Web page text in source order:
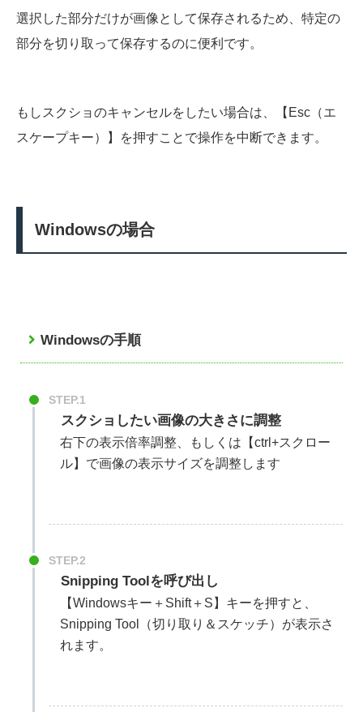
選択した部分だけが画像として保存されるため、特定の
部分を切り取って保存するのに便利です。
もしスクショのキャンセルをしたい場合は、【Esc（エ
スケープキー）】を押すことで操作を中断できます。
Windowsの場合
Windowsの手順
STEP.1
スクショしたい画像の大きさに調整
右下の表示倍率調整、もしくは【ctrl+スクロー
ル】で画像の表示サイズを調整します
STEP.2
Snipping Toolを呼び出し
【Windowsキー＋Shift＋S】キーを押すと、
Snipping Tool（切り取り＆スケッチ）が表示さ
れます。